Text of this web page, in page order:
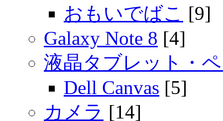
おもいでばこ [9]
Galaxy Note 8 [4]
液晶タブレット・
Dell Canvas [5]
カメラ [14]